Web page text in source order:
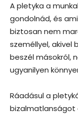
A pletyka a
gondolnád, és
biztosan nem
személlyel, akivel
beszél másokról,
ugyanilyen
Ráadásul a
bizalmatlanságot